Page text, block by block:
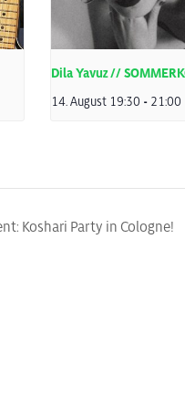
Dila Yavuz //
14. August 19:30 - 21:00
Koshari Party in Cologne!